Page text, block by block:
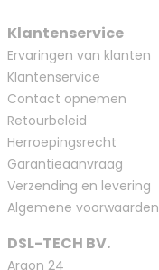
Klantenservice
Ervaringen van klanten
Klantenservice
Contact opnemen
Retourbeleid
Herroepingsrecht
Garantieaanvraag
Verzending en levering
Algemene voorwaarden
DSL-TECH BV.
Argon 24